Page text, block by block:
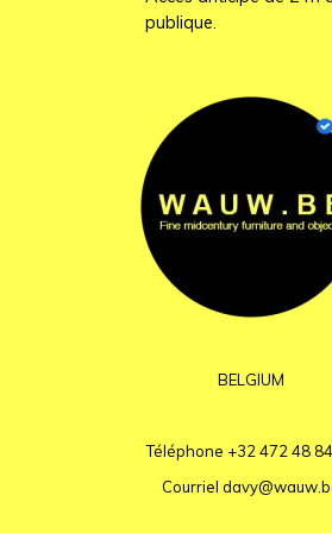
publique.
BELGIUM
Téléphone +32 472 48
Courriel